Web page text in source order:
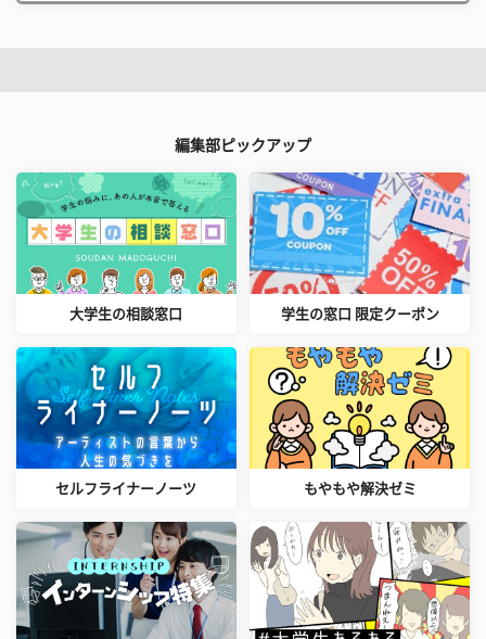
編集部ピックアップ
大学生の相談窓口 学生の窓口 限定クーポン
セルフライナーノーツ もやもや解決ゼミ